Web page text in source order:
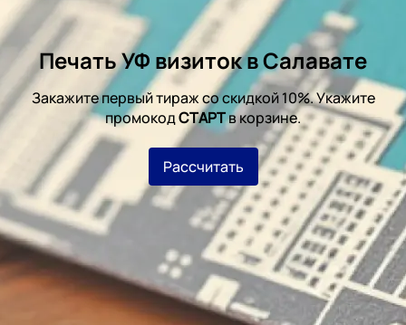
Печать УФ визиток в Салавате
Закажите первый тираж со скидкой 10%. Укажите
промокодСТАРТв корзине.
Рассчитать